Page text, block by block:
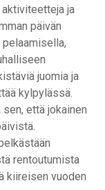
ja
päivän
juomia ja
kylpylässä.
että jokainen
rentoutumista
kiireisen vuoden